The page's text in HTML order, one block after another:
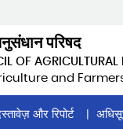
परिषद
OF AGRICULTURAL
and
और रिपोर्ट